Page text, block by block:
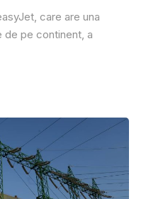
care are una
de pe continent, a